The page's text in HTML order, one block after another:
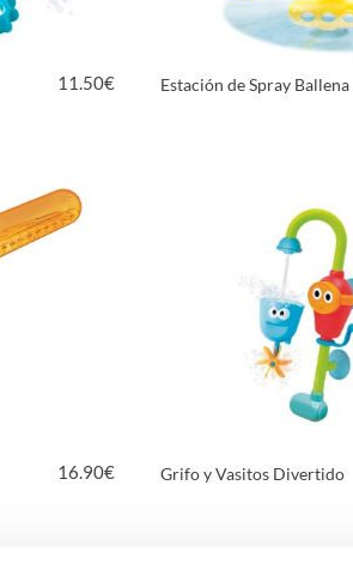
11.50€ Estación de Spray Ballena
16.90€ Grifo y Vasitos Divertido